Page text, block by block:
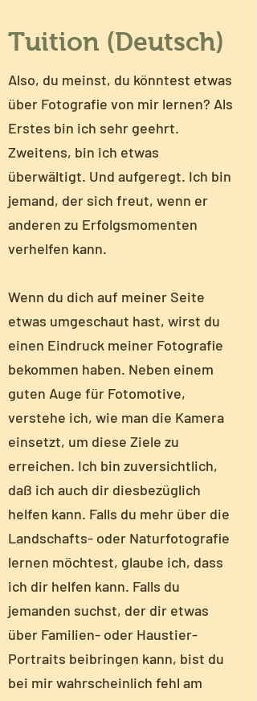
Tuition (Deutsch)
Also, du meinst, du könntest etwas
über Fotografie von mir lernen? Als
Erstes bin ich sehr geehrt.
Zweitens, bin ich etwas
überwältigt. Und aufgeregt. Ich bin
jemand, der sich freut, wenn er
anderen zu Erfolgsmomenten
verhelfen kann.
Wenn du dich auf meiner Seite
etwas umgeschaut hast, wirst du
einen Eindruck meiner Fotografie
bekommen haben. Neben einem
guten Auge für Fotomotive,
verstehe ich, wie man die Kamera
einsetzt, um diese Ziele zu
erreichen. Ich bin zuversichtlich,
daß ich auch dir diesbezüglich
helfen kann. Falls du mehr über die
Landschafts- oder Naturfotografie
lernen möchtest, glaube ich, dass
ich dir helfen kann. Falls du
jemanden suchst, der dir etwas
über Familien- oder Haustier-
Portraits beibringen kann, bist du
bei mir wahrscheinlich fehl am